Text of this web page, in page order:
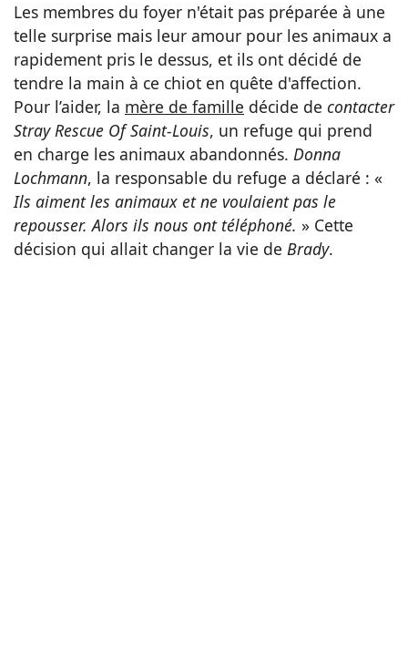
Les membres du foyer n'était pas préparée à une
telle surprise mais leur amour pour les animaux a
rapidement pris le dessus, et ils ont décidé de
tendre la main à ce chiot en quête d'affection.
Pour l’aider, la mère de famille décide de contacter
Stray Rescue Of Saint-Louis, un refuge qui prend
en charge les animaux abandonnés. Donna
Lochmann, la responsable du refuge a déclaré : «
Ils aiment les animaux et ne voulaient pas le
repousser. Alors ils nous ont téléphoné. » Cette
décision qui allait changer la vie de Brady.